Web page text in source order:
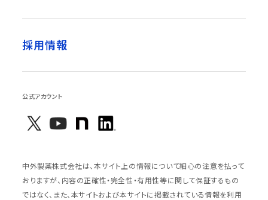
採用情報
公式アカウント
中外製薬株式会社は、本サイト上の情報について細心の注意を払って
おりますが、内容の正確性・完全性・有用性等に関して保証するもの
ではなく、また、本サイトおよび本サイトに掲載されている情報を利用